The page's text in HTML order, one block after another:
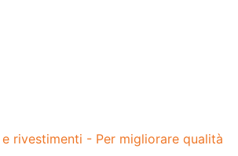
rivestimenti - Per migliorare qualità